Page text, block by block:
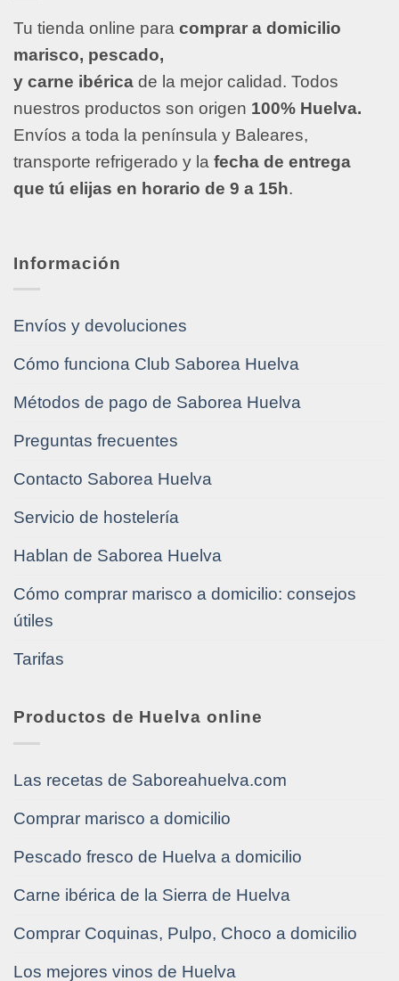
Tu tienda online para comprar a domicilio
marisco, pescado,
y carne ibérica de la mejor calidad. Todos
nuestros productos son origen 100% Huelva.
Envíos a toda la península y Baleares,
transporte refrigerado y la fecha de entrega
que tú elijas en horario de 9 a 15h.
Información
Envíos y devoluciones
Cómo funciona Club Saborea Huelva
Métodos de pago de Saborea Huelva
Preguntas frecuentes
Contacto Saborea Huelva
Servicio de hostelería
Hablan de Saborea Huelva
Cómo comprar marisco a domicilio: consejos
útiles
Tarifas
Productos de Huelva online
Las recetas de Saboreahuelva.com
Comprar marisco a domicilio
Pescado fresco de Huelva a domicilio
Carne ibérica de la Sierra de Huelva
Comprar Coquinas, Pulpo, Choco a domicilio
Los mejores vinos de Huelva